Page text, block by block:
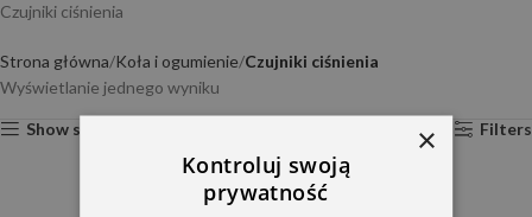
Czujniki ciśnienia
Strona główna Koła i ogumienie Czujniki ciśnienia
Wyświetlanie jednego wyniku
Show sidebar Filters
×
Kontroluj swoją
prywatność